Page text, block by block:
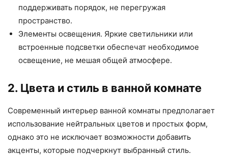
поддерживать порядок, не перегружая
пространство.
Элементы освещения. Яркие светильники или
встроенные подсветки обеспечат необходимое
освещение, не мешая общей атмосфере.
2. Цвета и стиль в ванной комнате
Современный интерьер ванной комнаты предполагает
использование нейтральных цветов и простых форм,
однако это не исключает возможности добавить
акценты, которые подчеркнут выбранный стиль.